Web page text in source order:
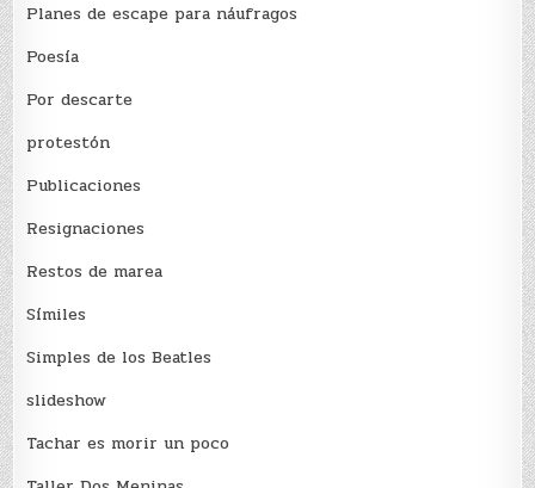
Planes de escape para náufragos
Poesía
Por descarte
protestón
Publicaciones
Resignaciones
Restos de marea
Sí­miles
Simples de los Beatles
slideshow
Tachar es morir un poco